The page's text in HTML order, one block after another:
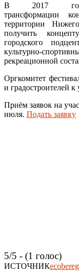
В 2017
трансформации
территории
получить
городского
культурно-
рекреационной
Оргкомитет
и градостроителей
Приём заявок на
июля. Подать заявку
5/5 - (1 голос)
ИСТОЧНИК